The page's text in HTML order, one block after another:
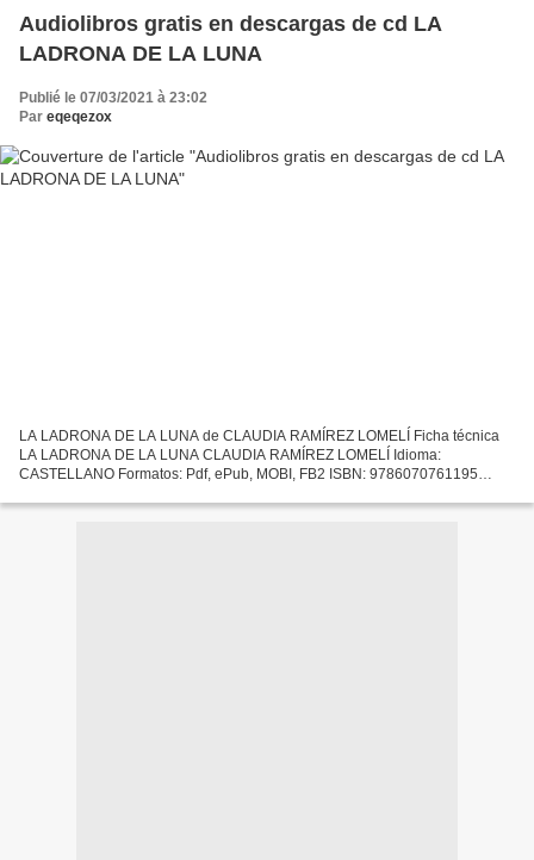
Audiolibros gratis en descargas de cd LA
LADRONA DE LA LUNA
Publié le 07/03/2021 à 23:02
Par eqeqezox
LA LADRONA DE LA LUNA de CLAUDIA RAMÍREZ LOMELÍ Ficha técnica
LA LADRONA DE LA LUNA CLAUDIA RAMÍREZ LOMELÍ Idioma:
CASTELLANO Formatos: Pdf, ePub, MOBI, FB2 ISBN: 9786070761195
descargas...